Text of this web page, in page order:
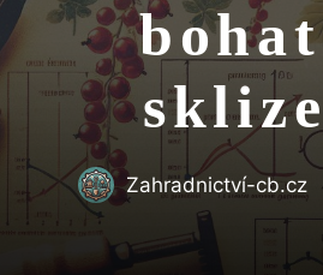
Zahradnictví-cb.cz